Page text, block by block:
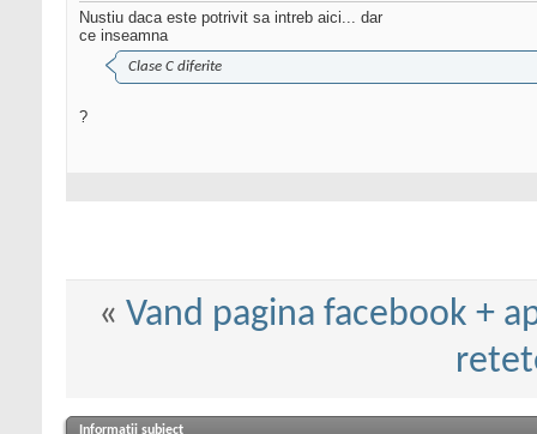
Nustiu daca este potrivit sa intreb aici... dar
ce inseamna
Clase C diferite
?
« Vand pagina facebook +
Informații subiect